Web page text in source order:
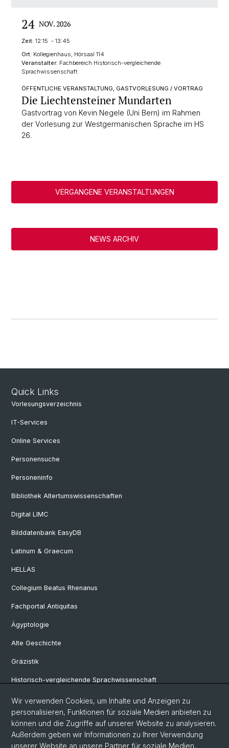
24 NOV. 2026
Zeit: 12:15 - 13:45
Ort: Kollegienhaus, Hörsaal 114
Veranstalter: Fachbereich Historisch-vergleichende
Sprachwissenschaft
ÖFFENTLICHE VERANSTALTUNG, GASTVORLESUNG / VORTRAG
Die Liechtensteiner Mundarten
Gastvortrag von Kevin Negele (Uni Bern) im Rahmen
der Vorlesung zur Westgermanischen Sprache im HS
26.
VERGANGENE VERANSTALTUNGEN
NEWS ARCHIV
Quick Links
Vorlesungsverzeichnis
IT-Services
Online Services
Personensuche
Personeninfo
Bibliothek Altertumswissenschaften
Digital LIMC
Bilddatenbank EasyDB
Latinum & Graecum
HELLAS
Collegium Beatus Rhenanus
Fachportal Antiquitas
Ägyptologie
Alte Geschichte
Gräzistik
Historisch-vergleichende Sprachwissenschaft
Klassische Archäologie
Latinistik
Ur- und Frühgeschichtliche und Provinzialrömische Archäologie
Wir verwenden Cookies, um Inhalte und Anzeigen zu
personalisieren, Funktionen für soziale Medien anbieten zu
können und die Zugriffe auf unserer Website zu analysieren.
Außerdem geben wir Informationen zu Ihrer Verwendung
unserer Website an unsere Partner für soziale Medien,